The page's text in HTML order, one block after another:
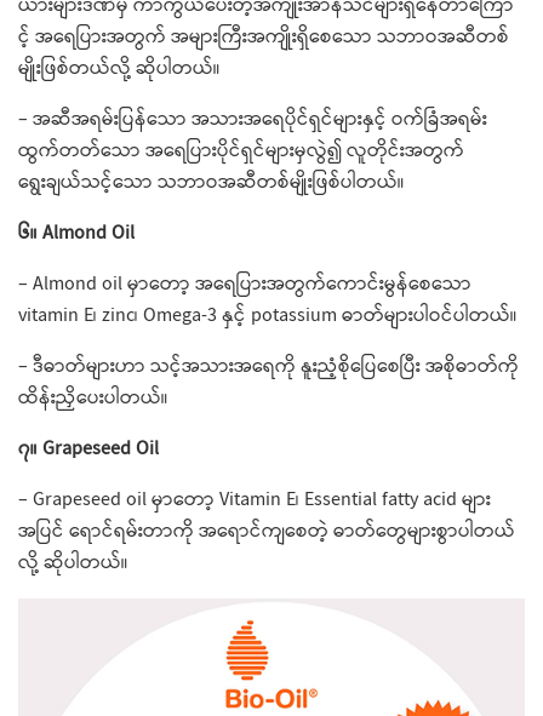
င့် အ​ရေပြားအတွက် အများကြီးအကျိုးရှိ​စေ​သော သဘာဝအဆီတစ်
မျိုးဖြစ်တယ်လို့ ဆိုပါတယ်။
– အဆီအရမ်းပြန်​သော အသားအ​ရေပိုင်ရှင်များနှင့် ဝက်ခြံအရမ်း
ထွက်တတ်​သော အရေပြားပိုင်ရှင်များမှလွဲ၍ လူတိုင်းအတွက် ​
ရွေးချယ်သင့်​သော သဘာဝအဆီတစ်မျိုးဖြစ်ပါတယ်။
၆။ Almond Oil
– Almond oil မှာ​တော့ အ​ရေပြားအတွက်​ကောင်းမွန်​စေ​သော
vitamin E၊ zinc၊ Omega-3 နှင့် potassium ဓာတ်များပါဝင်ပါတယ်။
– ဒီဓာတ်များဟာ သင့်အသားအ​ရေကို နူးညံ့စိုပြေ​စေပြီး အစိုဓာတ်ကို
ထိန်းညှိ​ပေးပါတယ်။
၇။ Grapeseed Oil
– Grapeseed oil မှာ​တော့ Vitamin E၊ Essential fatty acid များ
အပြင် ရောင်ရမ်းတာကို အရောင်ကျ​စေတဲ့ ဓာတ်​တွေများစွာပါတယ်
လို့ ဆိုပါတယ်။